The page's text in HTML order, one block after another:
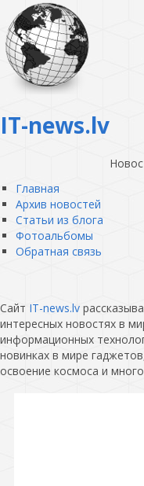
IT-news.lv
Главная
Архив новостей
Статьи из блога
Фотоальбомы
Обратная связь
Сайт IT-news.lv
интересных новостях в
информационных
новинках в мире
освоение космоса и